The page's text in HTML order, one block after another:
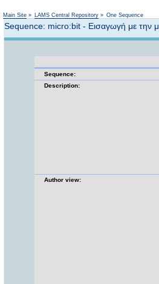
Main Site » LAMS Central Repository » One Sequence
Sequence: micro:bit - Εισαγωγή με την
Sequence:
Description:
Author view: